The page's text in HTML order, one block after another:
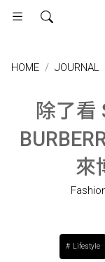
HOME JOURNAL
除了看
來
Lifestyle